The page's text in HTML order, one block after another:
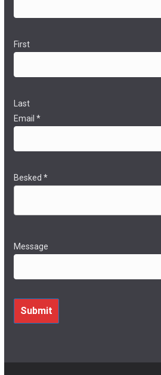
First
Last
Email *
Besked *
Message
Submit